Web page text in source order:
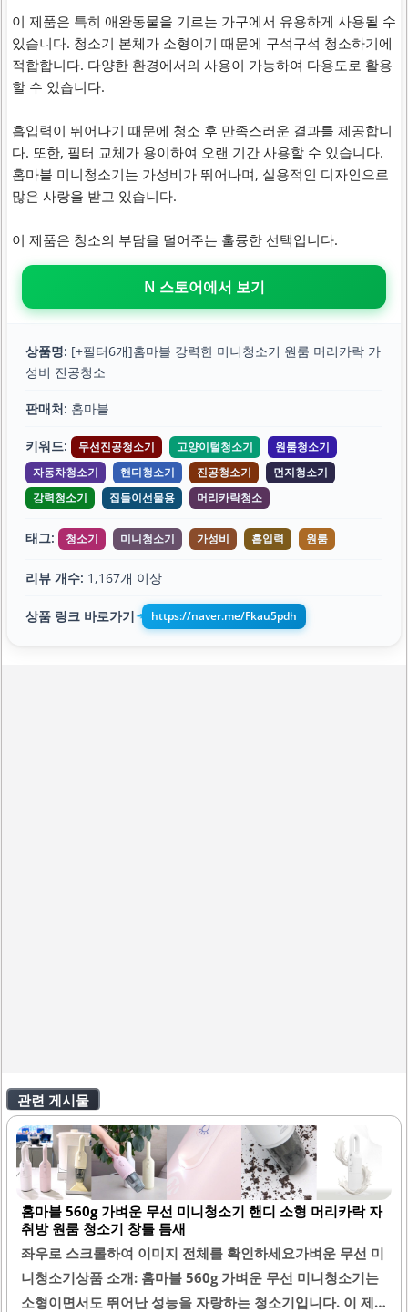
이 제품은 특히 애완동물을 기르는 가구에서 유용하게 사용될 수
있습니다. 청소기 본체가 소형이기 때문에 구석구석 청소하기에
적합합니다. 다양한 환경에서의 사용이 가능하여 다용도로 활용
할 수 있습니다.
흡입력이 뛰어나기 때문에 청소 후 만족스러운 결과를 제공합니
다. 또한, 필터 교체가 용이하여 오랜 기간 사용할 수 있습니다.
홈마블 미니청소기는 가성비가 뛰어나며, 실용적인 디자인으로
많은 사랑을 받고 있습니다.
이 제품은 청소의 부담을 덜어주는 훌륭한 선택입니다.
N 스토어에서 보기
상품명: [+필터6개]홈마블 강력한 미니청소기 원룸 머리카락 가
성비 진공청소
판매처: 홈마블
키워드: 무선진공청소기 고양이털청소기
원룸청소기
자동차청소기
핸디청소기 진공청소기
먼지청소기
강력청소기
집들이선물용 머리카락청소
태그: 청소기 미니청소기 가성비 흡입력 원룸
리뷰 개수: 1,167개 이상
상품 링크 바로가기 ➔ https://naver.me/Fkau5pdh
관련 게시물
홈마블 560g 가벼운 무선 미니청소기 핸디 소형 머리카락 자
취방 원룸 청소기 창틀 틈새
좌우로 스크롤하여 이미지 전체를 확인하세요가벼운 무선 미
니청소기상품 소개: 홈마블 560g 가벼운 무선 미니청소기는
소형이면서도 뛰어난 성능을 자랑하는 청소기입니다. 이 제